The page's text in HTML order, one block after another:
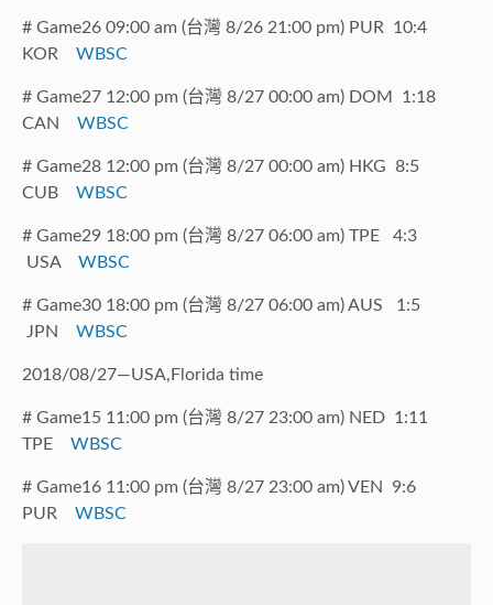
# Game26 09:00 am (台灣 8/26 21:00 pm) PUR 10:4
KOR WBSC
# Game27 12:00 pm (台灣 8/27 00:00 am) DOM 1:18
CAN WBSC
# Game28 12:00 pm (台灣 8/27 00:00 am) HKG 8:5
CUB WBSC
# Game29 18:00 pm (台灣 8/27 06:00 am) TPE 4:3
USA WBSC
# Game30 18:00 pm (台灣 8/27 06:00 am) AUS 1:5
JPN WBSC
2018/08/27—USA,Florida time
# Game15 11:00 pm (台灣 8/27 23:00 am) NED 1:11
TPE WBSC
# Game16 11:00 pm (台灣 8/27 23:00 am) VEN 9:6
PUR WBSC